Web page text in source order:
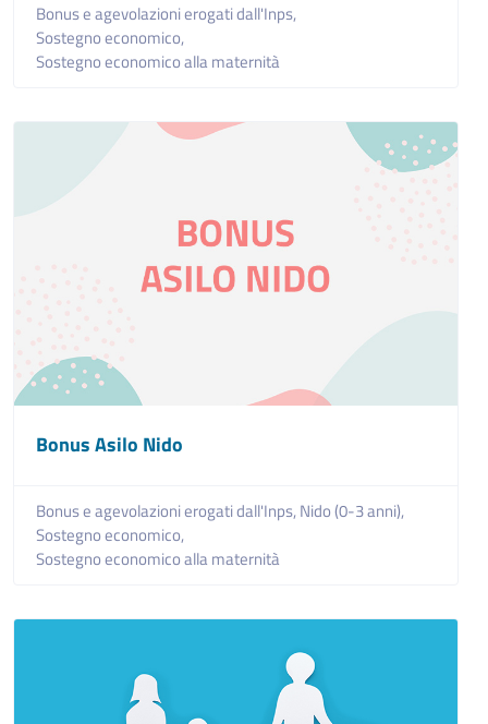
Bonus e agevolazioni erogati dall'Inps,
Sostegno economico,
Sostegno economico alla maternità
Bonus Asilo Nido
Bonus e agevolazioni erogati dall'Inps,Nido (0-3 anni),
Sostegno economico,
Sostegno economico alla maternità